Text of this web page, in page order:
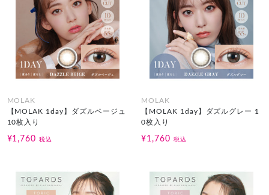
MOLAK
【MOLAK 1day】ダズルベージュ
10枚入り
¥1,760税込
MOLAK
【MOLAK 1day】ダズルグレー 1
0枚入り
¥1,760 税込